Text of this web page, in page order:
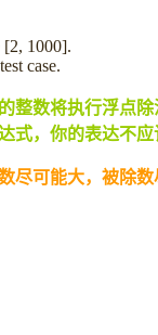
[2, 1000].
case.
整数将执行浮点
式，你的表达不应
尽可能大，被除